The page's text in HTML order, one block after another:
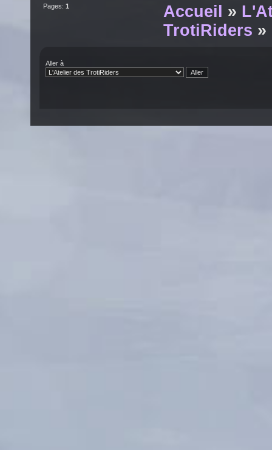
Pages: 1 Accueil »
TrotiRiders »
Aller à